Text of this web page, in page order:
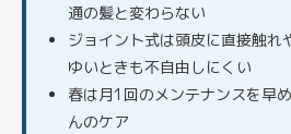
通の髪と変わらない
ジョイント式は頭皮に直接触れ
ゆいときも不自由しにくい
春は月1回のメンテナンスを早
んのケア